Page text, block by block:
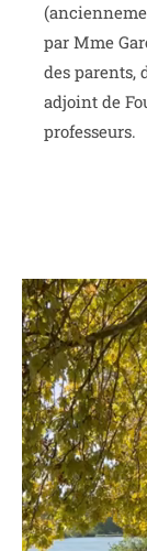
par Mme
des parents,
adjoint de
professeurs.